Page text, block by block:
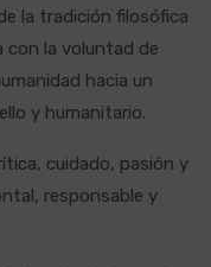
la tradición filosófica
con la voluntad de
hacia un
y humanitario.
cuidado, pasión y
responsable y